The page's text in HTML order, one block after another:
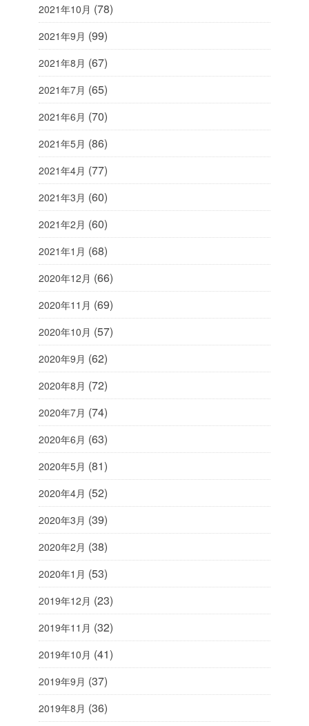
2021年10月 (78)
2021年9月 (99)
2021年8月 (67)
2021年7月 (65)
2021年6月 (70)
2021年5月 (86)
2021年4月 (77)
2021年3月 (60)
2021年2月 (60)
2021年1月 (68)
2020年12月 (66)
2020年11月 (69)
2020年10月 (57)
2020年9月 (62)
2020年8月 (72)
2020年7月 (74)
2020年6月 (63)
2020年5月 (81)
2020年4月 (52)
2020年3月 (39)
2020年2月 (38)
2020年1月 (53)
2019年12月 (23)
2019年11月 (32)
2019年10月 (41)
2019年9月 (37)
2019年8月 (36)